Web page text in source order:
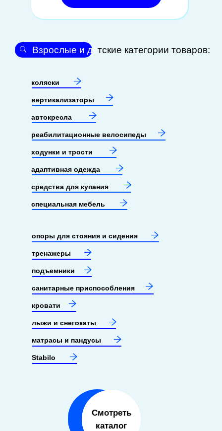
опоры для стояния и сидения
тренажеры
подъемники
санитарные приспособления
кровати
лыжи и снегокаты
матрасы и пандусы
Stabilo
коляски
вертикализаторы
автокресла
реабилитационные велосипеды
ходунки и трости
адаптивная одежда
средства для купания
специальная мебель
Взрослые и де тские категории товаров:
Смотреть
каталог